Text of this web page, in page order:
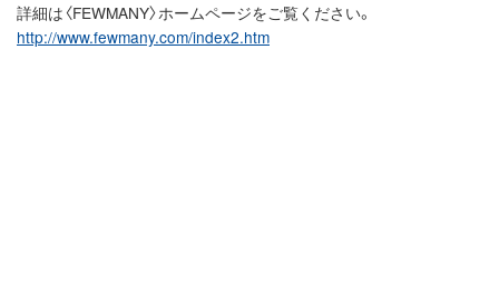
詳細は〈FEWMANY〉ホームページをご覧ください。
http://www.fewmany.com/index2.htm